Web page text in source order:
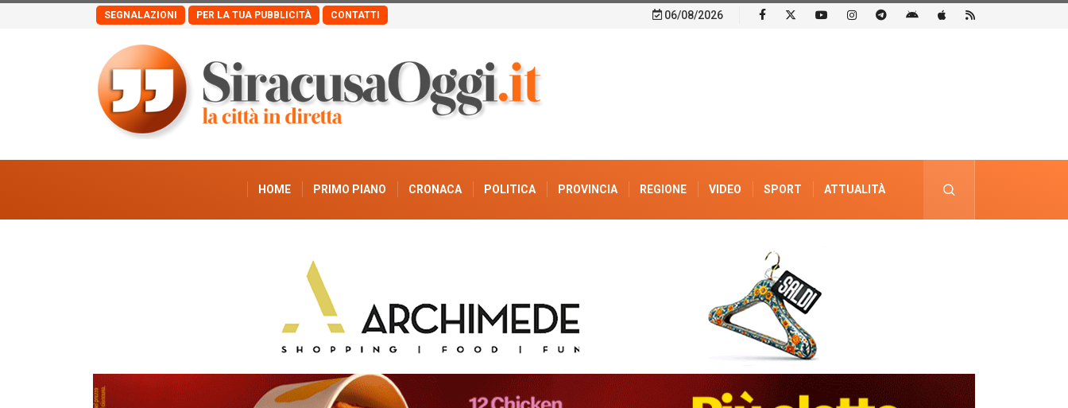
SEGNALAZIONI PER LA TUA PUBBLICITÀ CONTATTI 06/08/2026
HOME PRIMO PIANO CRONACA POLITICA PROVINCIA REGIONE VIDEO SPORT ATTUALITÀ
PUBBLICITÀ ELETTORALE